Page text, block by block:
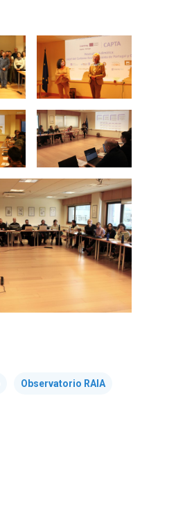
Observatorio RAIA